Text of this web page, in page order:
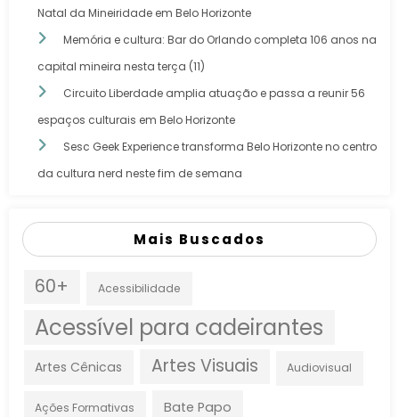
Natal da Mineiridade em Belo Horizonte
Memória e cultura: Bar do Orlando completa 106 anos na
capital mineira nesta terça (11)
Circuito Liberdade amplia atuação e passa a reunir 56
espaços culturais em Belo Horizonte
Sesc Geek Experience transforma Belo Horizonte no centro
da cultura nerd neste fim de semana
Mais Buscados
60+ Acessibilidade
Acessível para cadeirantes
Artes Cênicas Artes Visuais Audiovisual
Ações Formativas Bate Papo